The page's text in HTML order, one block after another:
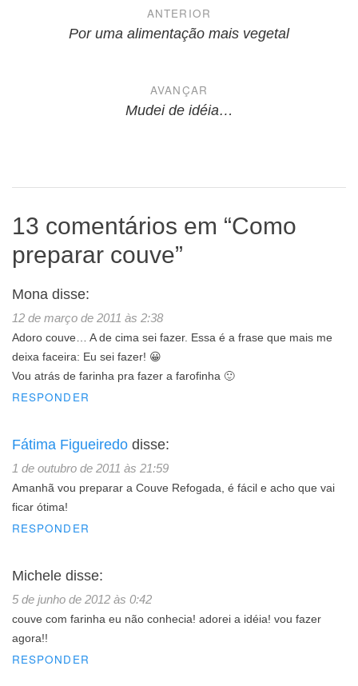
NavegaçãoANTERIOR
Por uma alimentação mais vegetal
AVANÇAR
Mudei de idéia…
13 comentários em “Como
preparar couve”
Mona disse:
12 de março de 2011 às 2:38
Adoro couve… A de cima sei fazer. Essa é a frase que mais me
deixa faceira: Eu sei fazer! 😀
Vou atrás de farinha pra fazer a farofinha 🙂
RESPONDER
Fátima Figueiredo disse:
1 de outubro de 2011 às 21:59
Amanhã vou preparar a Couve Refogada, é fácil e acho que vai
ficar ótima!
RESPONDER
Michele disse:
5 de junho de 2012 às 0:42
couve com farinha eu não conhecia! adorei a idéia! vou fazer
agora!!
RESPONDER